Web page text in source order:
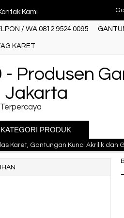
Kami
/ WA 0812 9524 0095
KARET
- Produsen
Jakarta
PRODUK
Kunci Akrilik dan